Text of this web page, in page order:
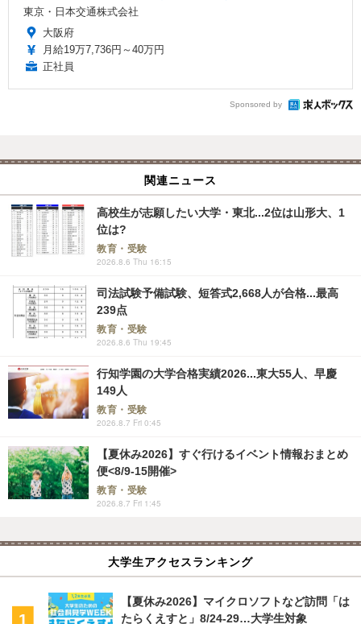
東京・日本交通株式会社
大阪府
月給19万7,736円～40万円
正社員
Sponsored by
関連ニュース
高校生が志願したい大学・東北...2位は山形大、1
位は?
教育・受験
2026.8.6 Thu 16:15
司法試験予備試験、短答式2,668人が合格...最高
239点
教育・受験
2026.8.6 Thu 19:45
行知学園の大学合格実績2026...東大55人、早慶
149人
教育・受験
2026.8.7 Fri 0:45
【夏休み2026】すぐ行けるイベント情報おまとめ
便<8/9-15開催>
教育・受験
2026.8.7 Fri 1:45
大学生アクセスランキング
【夏休み2026】マイクロソフトなど訪問「は
たらくえすと」8/24-29…大学生対象